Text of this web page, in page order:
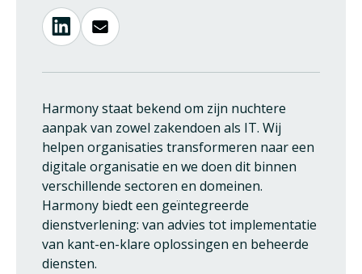
Harmony staat bekend om zijn nuchtere
aanpak van zowel zakendoen als IT. Wij
helpen organisaties transformeren naar een
digitale organisatie en we doen dit binnen
verschillende sectoren en domeinen.
Harmony biedt een geïntegreerde
dienstverlening: van advies tot implementatie
van kant-en-klare oplossingen en beheerde
diensten.